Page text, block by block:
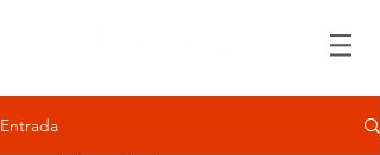
Entrada